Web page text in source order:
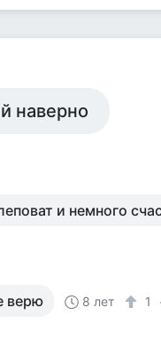
наверно
и немного
верю 8 лет 1